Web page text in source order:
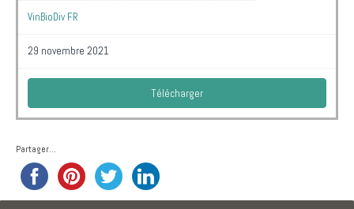
VinBioDiv FR
29 novembre 2021
Télécharger
Partager...